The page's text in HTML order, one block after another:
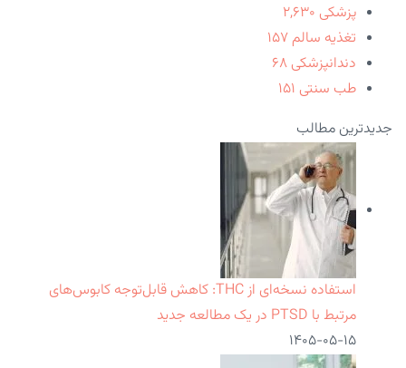
پزشکی ۲,۶۳۰
تغذیه سالم ۱۵۷
دندانپزشکی ۶۸
طب سنتی ۱۵۱
جدیدترین مطالب
استفاده نسخه‌ای از THC: کاهش قابل‌توجه کابوس‌های
مرتبط با PTSD در یک مطالعه جدید
۱۴۰۵-۰۵-۱۵